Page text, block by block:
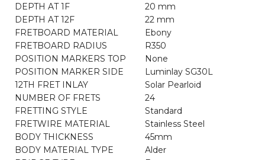
DEPTH AT 1F
20 mm
DEPTH AT 12F
22 mm
FRETBOARD MATERIAL
Ebony
FRETBOARD RADIUS
R350
POSITION MARKERS TOP
None
POSITION MARKER SIDE
Luminlay SG30L
12TH FRET INLAY
Solar Pearloid
NUMBER OF FRETS
24
FRETTING STYLE
Standard
FRETWIRE MATERIAL
Stainless Steel
BODY THICKNESS
45mm
BODY MATERIAL TYPE
Alder